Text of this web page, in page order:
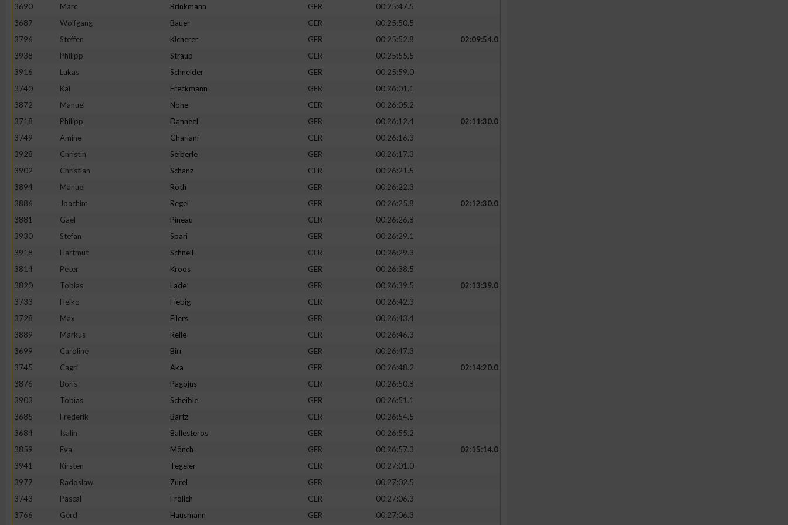
3690
Marc Brinkmann GER
00:25:47.5
3687
Wolfgang Bauer GER
00:25:50.5
3796
Steffen Kicherer GER 00:25:52.8
02:09:54.0
3938
Philipp Straub GER
00:25:55.5
3916
Lukas Schneider GER
00:25:59.0
3740
Kai Freckmann GER
00:26:01.1
3872
Manuel Nohe GER
00:26:05.2
3718
Philipp Danneel GER 00:26:12.4
02:11:30.0
3749
Amine Ghariani GER
00:26:16.3
3928
Christin Seiberle GER
00:26:17.3
3902
Christian Schanz GER
00:26:21.5
3894
Manuel Roth GER
00:26:22.3
3886
Joachim Regel GER 00:26:25.8
02:12:30.0
3881
Gael Pineau GER
00:26:26.8
3930
Stefan Spari GER
00:26:29.1
3918
Hartmut Schnell GER
00:26:29.3
3814
Peter Kroos GER
00:26:38.5
3820
Tobias Lade GER 00:26:39.5
02:13:39.0
3733
Heiko Fiebig GER
00:26:42.3
3728
Max Eilers GER
00:26:43.4
3889
Markus Reile GER
00:26:46.3
3699
Caroline Birr GER
00:26:47.3
3745
Cagri Aka GER 00:26:48.2
02:14:20.0
3876
Boris Pagojus GER
00:26:50.8
3903
Tobias Scheible GER
00:26:51.1
3685
Frederik Bartz GER
00:26:54.5
3684
Isalin Ballesteros GER
00:26:55.2
3859
Eva Mönch GER 00:26:57.3
02:15:14.0
3941
Kirsten Tegeler GER
00:27:01.0
3977
Radoslaw Zurel GER
00:27:02.5
3743
Pascal Frölich GER
00:27:06.3
3766
Gerd Hausmann GER 00:27:06.3
Erstellung von Profilen zur Personalisierung von Inhalten
Verwendung von Profilen zur Auswahl personalisierter Inhalte
verschiedenen Quellen
Entwicklung und Verbesserung der Angebote
Verwendung reduzierter Daten zur Auswahl von Inhalten
IAB-Besonderheiten:
Verwendung genauer Standortdaten
Nicht-IAB-Verarbeitungszwecke:
Performance
Funktional
Werbung